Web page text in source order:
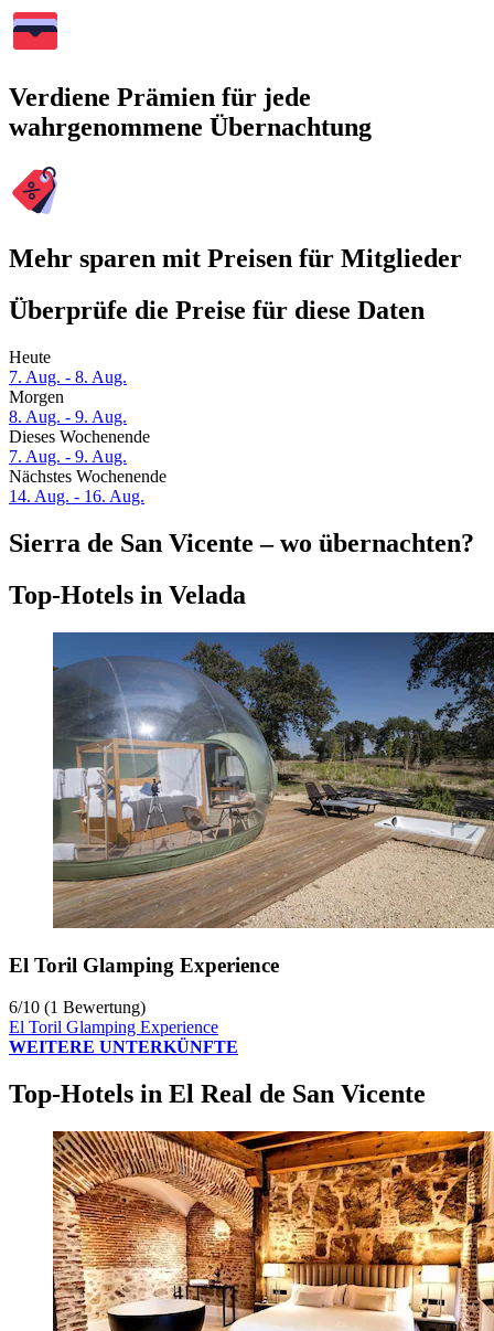
Verdiene Prämien für jede
wahrgenommene Übernachtung
Mehr sparen mit Preisen für Mitglieder
Überprüfe die Preise für diese Daten
Heute
7. Aug. - 8. Aug.
Morgen
8. Aug. - 9. Aug.
Dieses Wochenende
7. Aug. - 9. Aug.
Nächstes Wochenende
14. Aug. - 16. Aug.
Sierra de San Vicente – wo übernachten?
Top-Hotels in Velada
El Toril Glamping Experience
6/10 (1 Bewertung)
El Toril Glamping Experience
WEITERE UNTERKÜNFTE
Top-Hotels in El Real de San Vicente